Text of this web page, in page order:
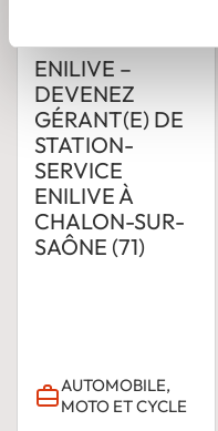
ENILIVE –
DEVENEZ
GÉRANT(E) DE
STATION-
SERVICE
ENILIVE À
CHALON-SUR-
SAÔNE (71)
AUTOMOBILE,
MOTO ET CYCLE